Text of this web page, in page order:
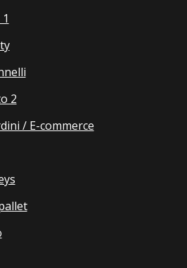
2
/ E-commerce